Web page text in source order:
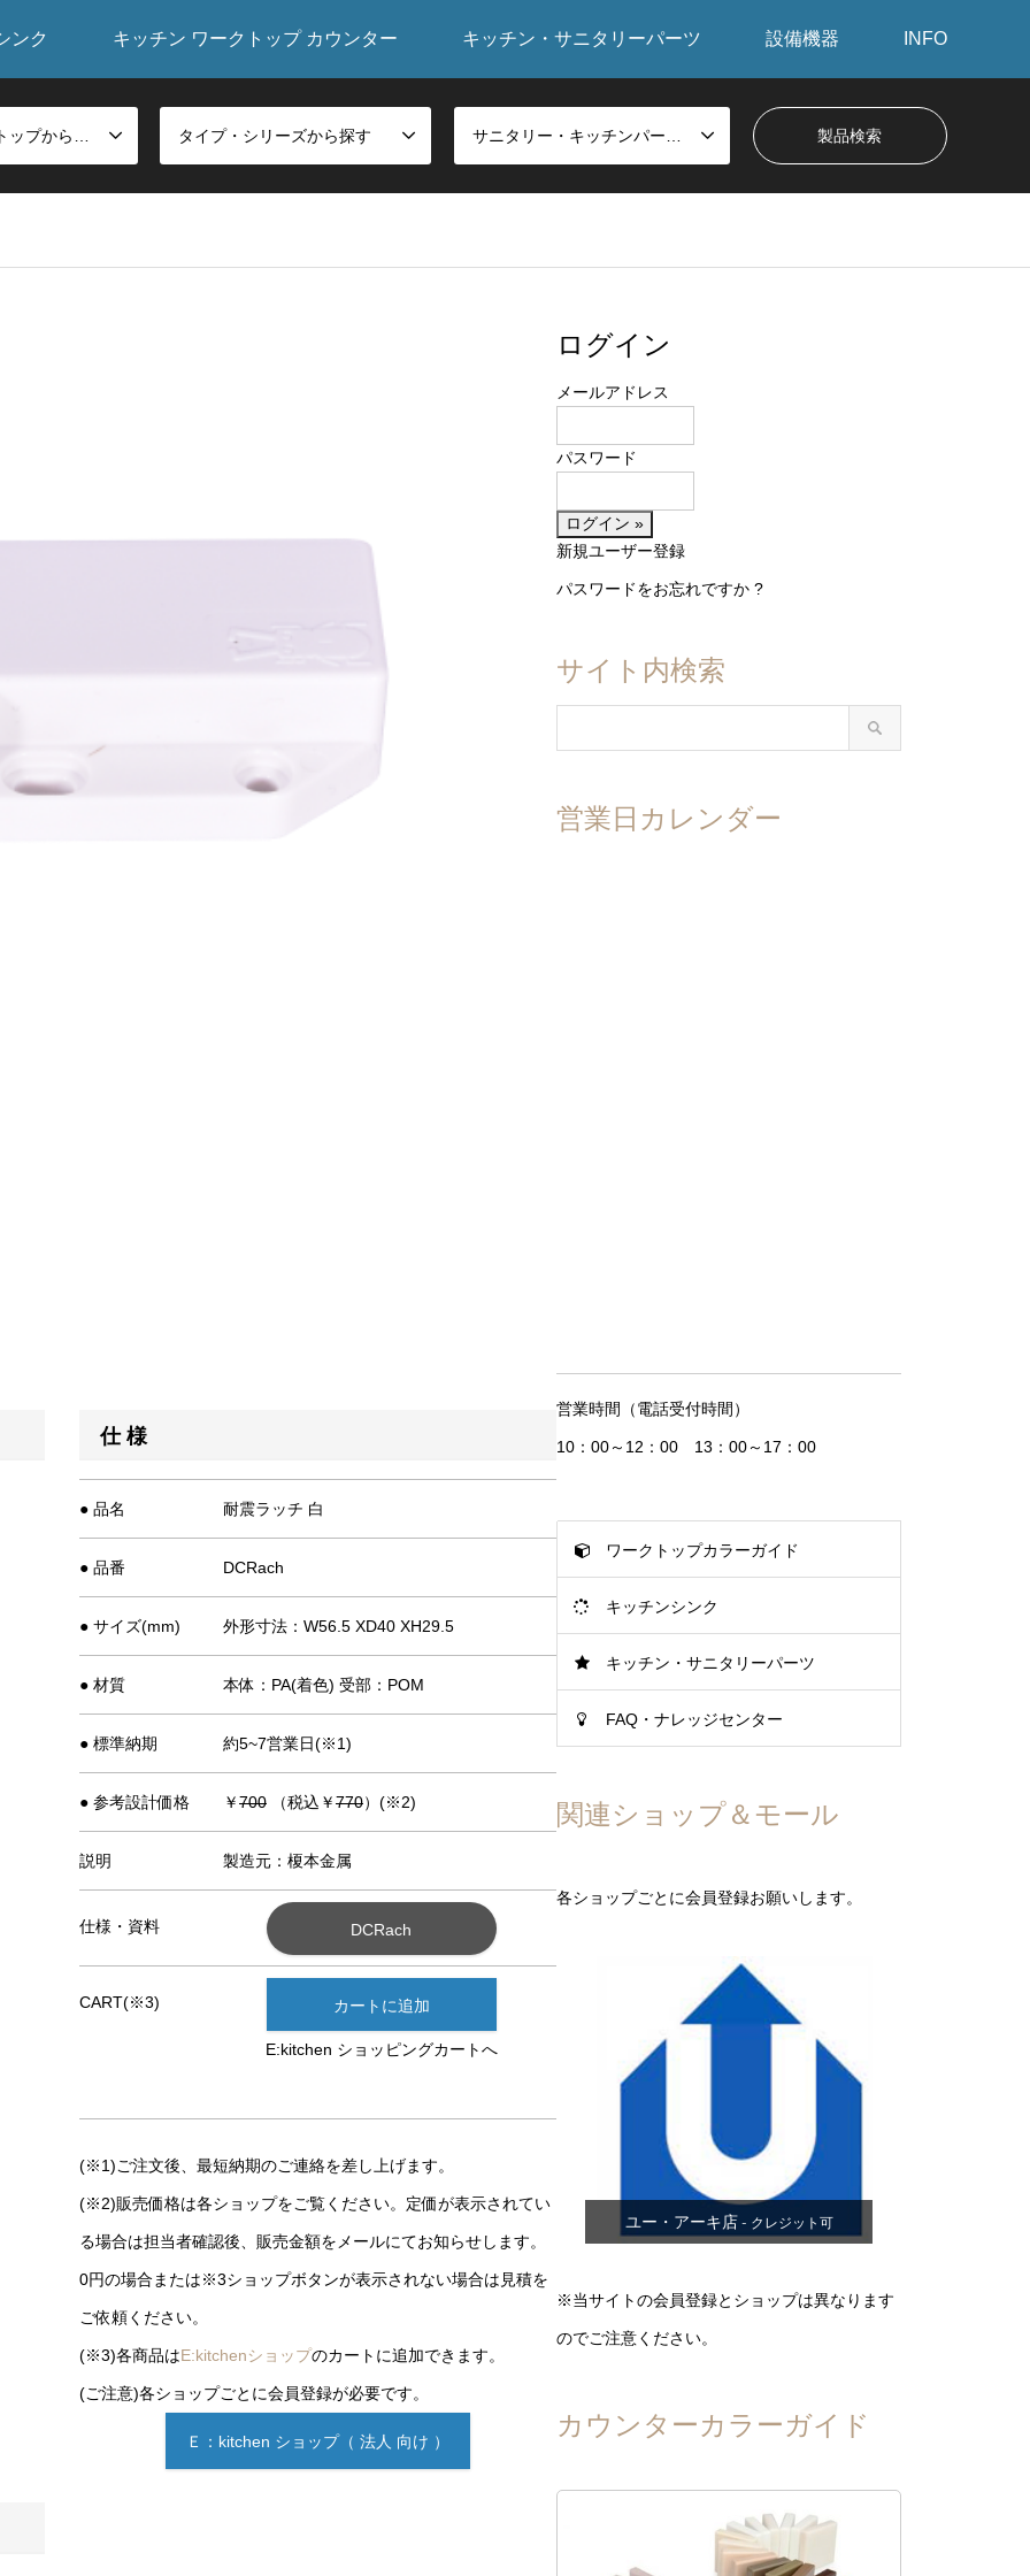
ンク キッチン ワークトップ カウンター キッチン・サニタリーパーツ 設備機器 INFO
タイプ・シリーズから探す
仕 様
● 品名 耐震ラッチ 白
● 品番 DCRach
● サイズ(mm) 外形寸法：W56.5 XD40 XH29.5
● 材質 本体：PA(着色) 受部：POM
● 標準納期 約5~7営業日(※1)
● 参考設計価格 ￥700 （税込￥770）(※2)
説明 製造元：榎本金属
仕様・資料 DCRach
CART(※3) カートに追加
E:kitchen ショッピングカートへ
(※1)ご注文後、最短納期のご連絡を差し上げます。
(※2)販売価格は各ショップをご覧ください。定価が表示されてい
る場合は担当者確認後、販売金額をメールにてお知らせします。
0円の場合または※3ショップボタンが表示されない場合は見積を
ご依頼ください。
(※3)各商品はE:kitchenショップのカートに追加できます。
(ご注意)各ショップごとに会員登録が必要です。
Ｅ：kitchen ショップ（ 法人 向け ）
ログイン
メールアドレス
パスワード
新規ユーザー登録
パスワードをお忘れですか ?
サイト内検索
営業日カレンダー
営業時間（電話受付時間）
10：00～12：00 13：00～17：00
ワークトップカラーガイド
キッチンシンク
キッチン・サニタリーパーツ
FAQ・ナレッジセンター
関連ショップ＆モール
各ショップごとに会員登録お願いします。
ユー・アーキ店- クレジット可
※当サイトの会員登録とショップは異なります
のでご注意ください。
カウンターカラーガイド